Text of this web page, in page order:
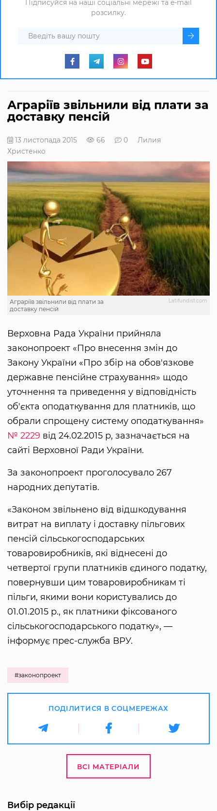
Підписуйся на наші соціальні мережі та e-mail
розсилку.
Аграріїв звільнили від плати за
доставку пенсій
13 листопада 2015 66 0
Лилия
Христенко
Latifundist.com
Аграріїв звільнили від плати за
доставку пенсій
Верховна Рада України прийняла
законопроект «Про внесення змін до
Закону України «Про збір на обов'язкове
державне пенсійне страхування» щодо
уточнення та приведення у відповідність
об'єкта оподаткування для платників, що
обрали спрощену систему оподаткування»
№ 2229 від 24.02.2015 р, зазначається на
сайті Верховної Ради України.
За законопроект проголосувало 267
народних депутатів.
«Законом звільнено від відшкодування
витрат на виплату і доставку пільгових
пенсій сільськогосподарських
товаровиробників, які віднесені до
четвертої групи платників єдиного податку,
повернувши цим товаровиробникам ті
пільги, якими вони користувались до
01.01.2015 р., як платники фіксованого
сільськогосподарського податку», —
інформує прес-служба ВРУ.
#законопроект
ПОДІЛИТИСЯ В СОЦМЕРЕЖАХ
ВСІ МАТЕРІАЛИ
Вибір редакції